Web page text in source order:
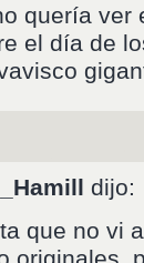
quería ver
el día de
dijo:
que no vi